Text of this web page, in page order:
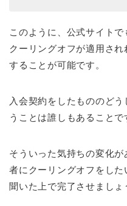
このように、公式サイトで
クーリングオフが適用さ
することが可能です。
入会契約をしたもののど
うことは誰しもあることで
そういった気持ちの変化
者にクーリングオフをし
聞いた上で完了させましょ